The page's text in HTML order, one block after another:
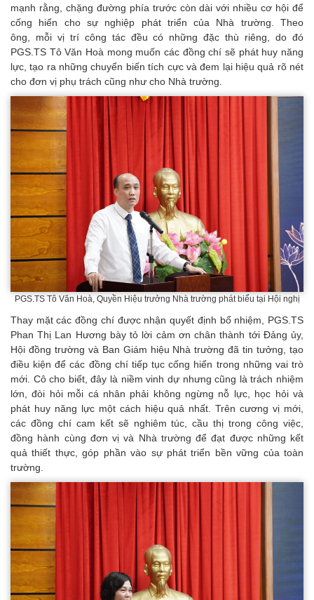
mạnh rằng, chặng đường phía trước còn dài với nhiều cơ hội để
cống hiến cho sự nghiệp phát triển của Nhà trường. Theo
ông, mỗi vị trí công tác đều có những đặc thù riêng, do đó
PGS.TS Tô Văn Hoà mong muốn các đồng chí sẽ phát huy năng
lực, tạo ra những chuyển biến tích cực và đem lại hiệu quả rõ nét
cho đơn vị phụ trách cũng như cho Nhà trường.
PGS.TS Tô Văn Hoà, Quyền Hiệu trưởng Nhà trường phát biểu tại Hội nghị
Thay mặt các đồng chí được nhận quyết định bổ nhiệm, PGS.TS
Phan Thị Lan Hương bày tỏ lời cảm ơn chân thành tới Đảng ủy,
Hội đồng trường và Ban Giám hiệu Nhà trường đã tin tưởng, tạo
điều kiện để các đồng chí tiếp tục cống hiến trong những vai trò
mới. Cô cho biết, đây là niềm vinh dự nhưng cũng là trách nhiệm
lớn, đòi hỏi mỗi cá nhân phải không ngừng nỗ lực, học hỏi và
phát huy năng lực một cách hiệu quả nhất. Trên cương vị mới,
các đồng chí cam kết sẽ nghiêm túc, cầu thị trong công việc,
đồng hành cùng đơn vị và Nhà trường để đạt được những kết
quả thiết thực, góp phần vào sự phát triển bền vững của toàn
trường.